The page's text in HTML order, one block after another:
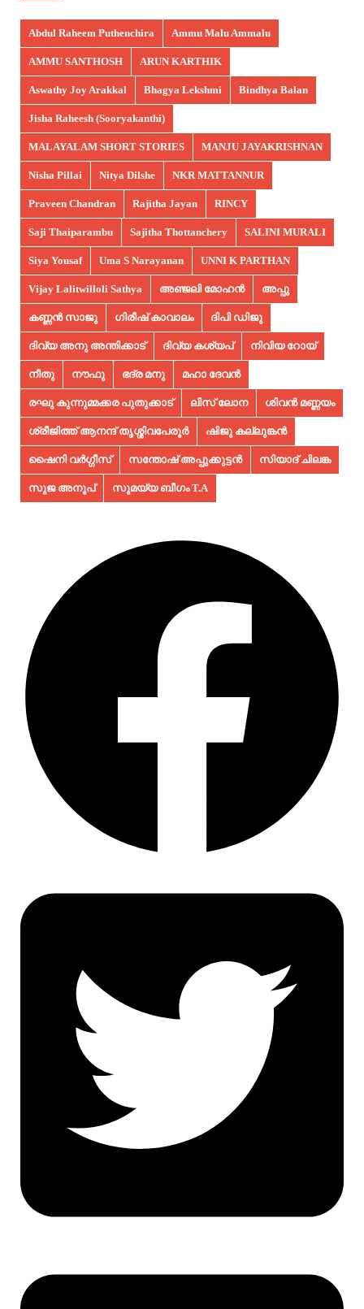
Abdul Raheem Puthenchira Ammu Malu Ammalu
AMMU SANTHOSH ARUN KARTHIK
Aswathy Joy Arakkal Bhagya Lekshmi Bindhya Balan
Jisha Raheesh (Sooryakanthi)
MALAYALAM SHORT STORIES MANJU JAYAKRISHNAN
Nisha Pillai Nitya Dilshe NKR MATTANNUR
Praveen Chandran Rajitha Jayan RINCY
Saji Thaiparambu Sajitha Thottanchery SALINI MURALI
Siya Yousaf Uma S Narayanan UNNI K PARTHAN
Vijay Lalitwilloli Sathya അഞ്ജലി മോഹൻ അപ്പു
കണ്ണൻ സാജു ഗിരീഷ് കാവാലം ദിപി ഡിജു
ദിവ്യ അനു അന്തിക്കാട് ദിവ്യ കശ്യപ് നിവിയ റോയ്
നീതു നൗഫു ഭദ്ര മനു മഹാ ദേവൻ
രഘു കുന്നുമ്മക്കര പുതുക്കാട് ലിസ് ലോന ശിവൻ മണ്ണയം
ശ്രീജിത്ത് ആനന്ദ് തൃശ്ശിവപേരൂർ ഷിജു കല്ലുങ്കൻ
ഷൈനി വർഗ്ഗീസ് സന്തോഷ് അപ്പുക്കുട്ടൻ സിയാദ് ചിലങ്ക
സുജ അനൂപ്‌ സുമയ്യ ബീഗം T.A